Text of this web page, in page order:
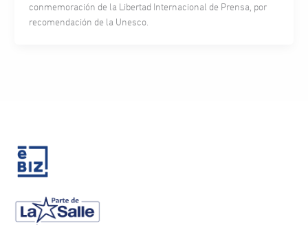
conmemoración de la Libertad Internacional de Prensa, por
recomendación de la Unesco.